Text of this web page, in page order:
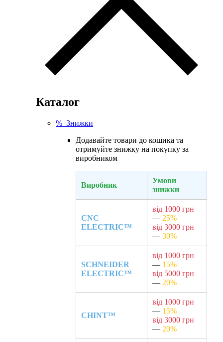
Каталог
% Знижки
Додавайте товари до кошика та
отримуйте знижку на покупку за
виробником
Виробник
Умови
знижки
CNC
ELECTRIC™
від 1000 грн
— 25%
від 3000 грн
— 30%
SCHNEIDER
ELECTRIC™
від 1000 грн
— 15%
від 5000 грн
— 20%
CHINT™
від 1000 грн
— 15%
від 3000 грн
— 20%